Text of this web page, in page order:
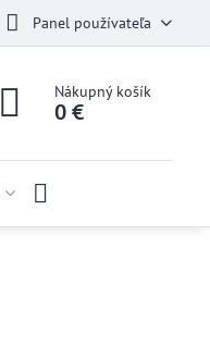
Panel používateľa
Nákupný košík
0 €